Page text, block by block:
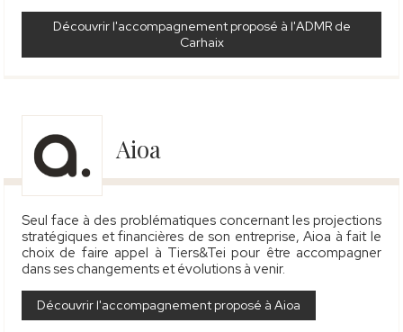
Découvrir l'accompagnement proposé à l'ADMR de
Carhaix
Aioa
Seul face à des problématiques concernant les projections
stratégiques et financières de son entreprise, Aioa à fait le
choix de faire appel à Tiers&Tei pour être accompagner
dans ses changements et évolutions à venir.
Découvrir l'accompagnement proposé à Aioa